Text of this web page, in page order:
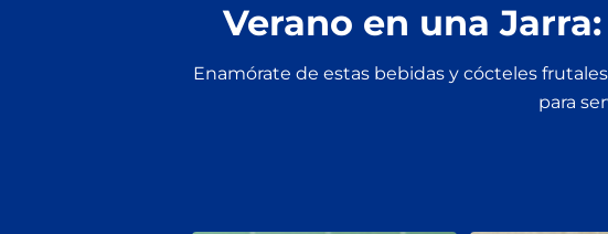
Verano en una
Enamórate de estas bebidas y cócteles
para